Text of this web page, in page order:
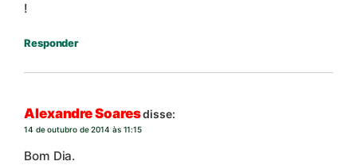
!
Responder
Alexandre Soaresdisse:
14 de outubro de 2014 às 11:15
Bom Dia.